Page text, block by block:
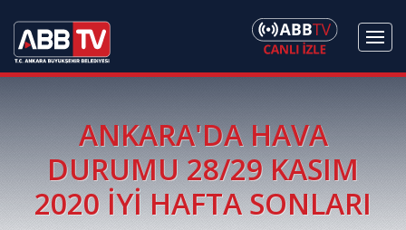
ANKARA'DA HAVA
DURUMU 28/29 KASIM
2020 İYİ HAFTA SONLARI